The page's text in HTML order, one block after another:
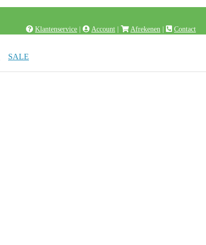
Klantenservice Account Afrekenen Contact
SALE